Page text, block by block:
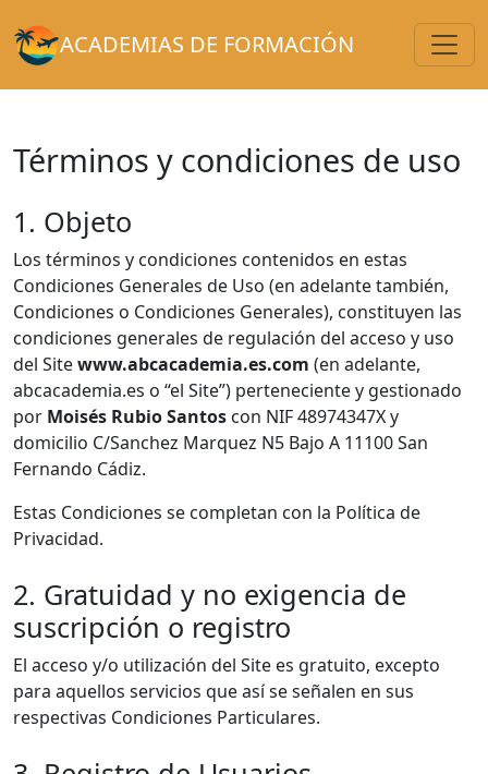
ACADEMIAS DE FORMACIÓN
Términos y condiciones de uso
1. Objeto
Los términos y condiciones contenidos en estas
Condiciones Generales de Uso (en adelante también,
Condiciones o Condiciones Generales), constituyen las
condiciones generales de regulación del acceso y uso
del Sitewww.abcacademia.es.com (en adelante,
abcacademia.es o “el Site”) perteneciente y gestionado
por Moisés Rubio Santos con NIF 48974347X y
domicilio C/Sanchez Marquez N5 Bajo A 11100 San
Fernando Cádiz.
Estas Condiciones se completan con la Política de
Privacidad.
2. Gratuidad y no exigencia de
suscripción o registro
El acceso y/o utilización del Site es gratuito, excepto
para aquellos servicios que así se señalen en sus
respectivas Condiciones Particulares.